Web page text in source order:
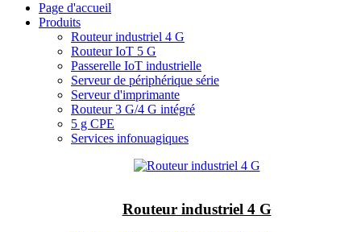
Page d'accueil
Produits
Routeur industriel 4 G
Routeur IoT 5 G
Passerelle IoT industrielle
Serveur de périphérique série
Serveur d'imprimante
Routeur 3 G/4 G intégré
5 g CPE
Services infonuagiques
Routeur industriel 4 G